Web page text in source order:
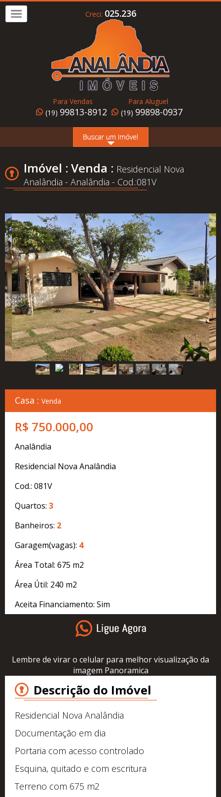
Alugar
Home
Somos
Conheça
Cadastre
seu
Imóvel
Simulador
Financeiro
Localização
Contato
Creci: 025.236
Para Vendas
(19) 99813-8912
Para Aluguel
(19) 99898-0937
Imóvel : Venda : Residencial Nova
Analândia - Analândia - Cod.:081V
Casa : Venda
R$ 750.000,00
Analândia
Residencial Nova Analândia
Cod.: 081V
Quartos: 3
Banheiros: 2
Garagem(vagas): 4
Área Total: 675 m2
Área Útil: 240 m2
Aceita Financiamento: Sim
Lembre de virar o celular para melhor visualização da
imagem Panoramica
Descrição do Imóvel
Residencial Nova Analândia
Documentação em dia
Portaria com acesso controlado
Esquina, quitado e com escritura
Terreno com 675 m2